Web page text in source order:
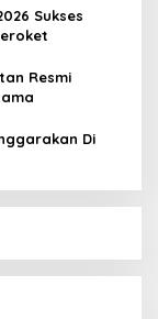
Sukses
Resmi
Di